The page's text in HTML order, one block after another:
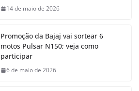
14 de maio de 2026
Promoção da Bajaj vai sortear 6
motos Pulsar N150; veja como
participar
6 de maio de 2026